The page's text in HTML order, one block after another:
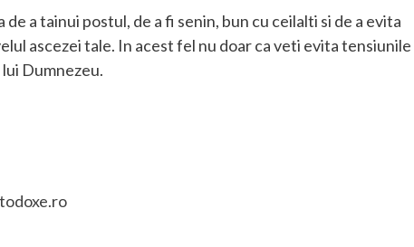
a tainui postul, de a fi senin, bun cu ceilalti si de a evita
ascezei tale. In acest fel nu doar ca veti evita tensiunile
Dumnezeu.